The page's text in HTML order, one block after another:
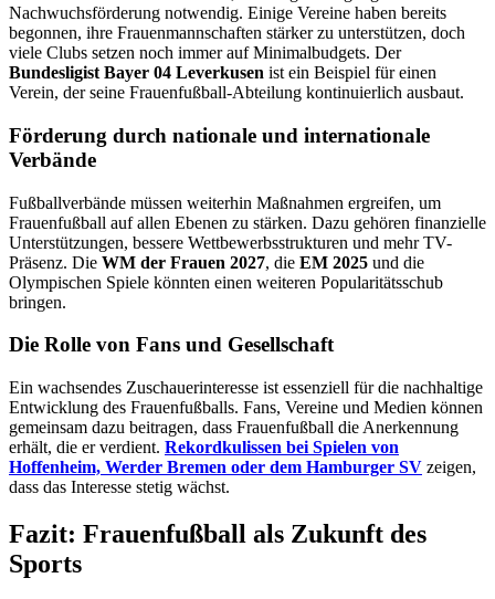
Nachwuchsförderung notwendig. Einige Vereine haben bereits
begonnen, ihre Frauenmannschaften stärker zu unterstützen, doch
viele Clubs setzen noch immer auf Minimalbudgets. Der
Bundesligist Bayer 04 Leverkusen ist ein Beispiel für einen
Verein, der seine Frauenfußball-Abteilung kontinuierlich ausbaut.
Förderung durch nationale und internationale
Verbände
Fußballverbände müssen weiterhin Maßnahmen ergreifen, um
Frauenfußball auf allen Ebenen zu stärken. Dazu gehören finanzielle
Unterstützungen, bessere Wettbewerbsstrukturen und mehr TV-
Präsenz. Die WM der Frauen 2027, die EM 2025 und die
Olympischen Spiele könnten einen weiteren Popularitätsschub
bringen.
Die Rolle von Fans und Gesellschaft
Ein wachsendes Zuschauerinteresse ist essenziell für die nachhaltige
Entwicklung des Frauenfußballs. Fans, Vereine und Medien können
gemeinsam dazu beitragen, dass Frauenfußball die Anerkennung
erhält, die er verdient. Rekordkulissen bei Spielen von
Hoffenheim, Werder Bremen oder dem Hamburger SV zeigen,
dass das Interesse stetig wächst.
Fazit: Frauenfußball als Zukunft des
Sports